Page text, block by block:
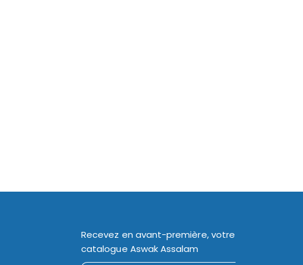
Recevez en avant-première, votre
catalogue Aswak Assalam